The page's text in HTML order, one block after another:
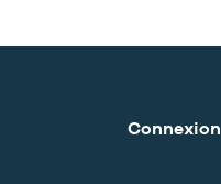
Connexion